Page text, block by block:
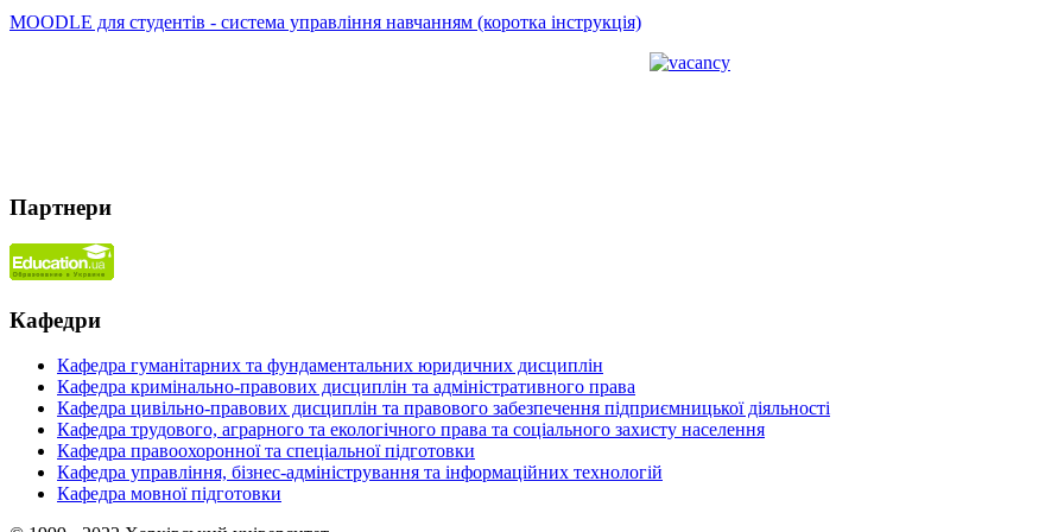
MOODLE для студентів - система управління навчанням (коротка інструкція)
Партнери
Кафедри
Кафедра гуманітарних та фундаментальних юридичних дисциплін
Кафедра кримінально-правових дисциплін та адміністративного права
Кафедра цивільно-правових дисциплін та правового забезпечення підприємницької діяльності
Кафедра трудового, аграрного та екологічного права та соціального захисту населення
Кафедра правоохоронної та спеціальної підготовки
Кафедра управління, бізнес-адміністрування та інформаційних технологій
Кафедра мовної підготовки